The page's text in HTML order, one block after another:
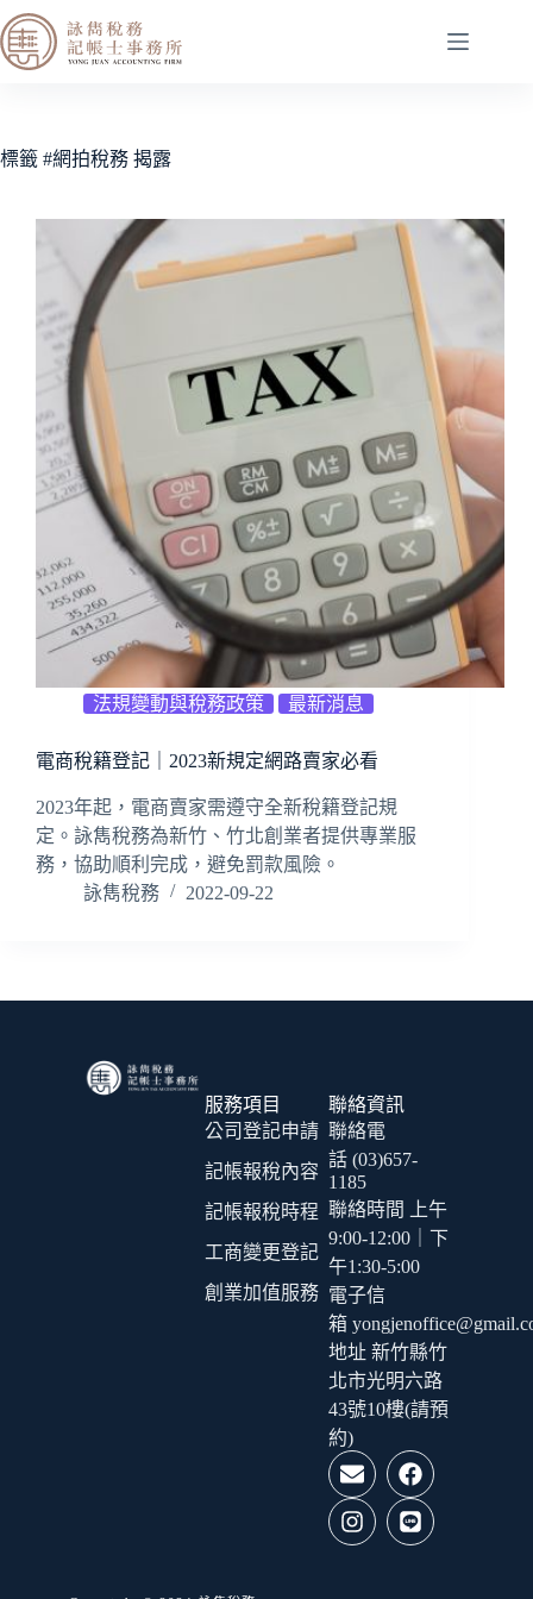
標籤 #網拍稅務 揭露
法規變動與稅務政策 最新消息
電商稅籍登記｜2023新規定網路賣家必看
2023年起，電商賣家需遵守全新稅籍登記規
定。詠雋稅務為新竹、竹北創業者提供專業服
務，協助順利完成，避免罰款風險。
詠雋稅務
2022-09-22
服務項目
公司登記申請
記帳報稅內容
記帳報稅時程
工商變更登記
創業加值服務
聯絡資訊
聯絡電
話 (03)657-
1185
聯絡時間 上午
9:00-12:00｜下
午1:30-5:00
電子信
箱
地址 新竹縣竹
北市光明六路
43號10樓(請預
約)